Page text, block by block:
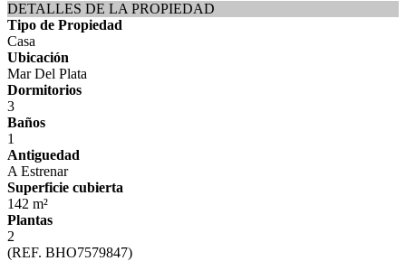
DETALLES DE LA PROPIEDAD
Tipo de Propiedad
Casa
Ubicación
Mar Del Plata
Dormitorios
3
Baños
1
Antiguedad
A Estrenar
Superficie cubierta
142 m²
Plantas
2
(REF. BHO7579847)